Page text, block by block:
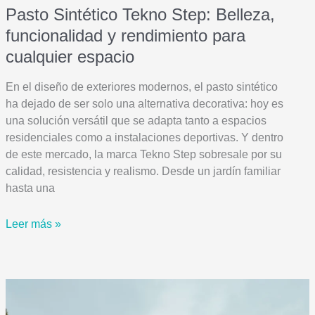
Pasto Sintético Tekno Step: Belleza,
funcionalidad y rendimiento para
cualquier espacio
En el diseño de exteriores modernos, el pasto sintético
ha dejado de ser solo una alternativa decorativa: hoy es
una solución versátil que se adapta tanto a espacios
residenciales como a instalaciones deportivas. Y dentro
de este mercado, la marca Tekno Step sobresale por su
calidad, resistencia y realismo. Desde un jardín familiar
hasta una
Pasto
funcionalidad
Leer más »